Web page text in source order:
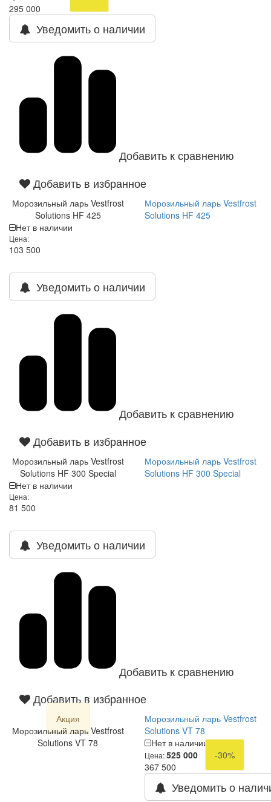
295 000
Уведомить о наличии
Добавить к сравнению
Добавить в избранное
Морозильный ларь Vestfrost
Solutions HF 425
Морозильный ларь Vestfrost
Solutions HF 425
Нет в наличии
Цена:
103 500
Уведомить о наличии
Добавить к сравнению
Добавить в избранное
Морозильный ларь Vestfrost
Solutions HF 300 Special
Морозильный ларь Vestfrost
Solutions HF 300 Special
Нет в наличии
Цена:
81 500
Уведомить о наличии
Добавить к сравнению
Добавить в избранное
Акция
Морозильный ларь Vestfrost
Solutions VT 78
Морозильный ларь Vestfrost
Solutions VT 78
Нет в наличии
Цена:525 000
-30%
367 500
Уведомить о